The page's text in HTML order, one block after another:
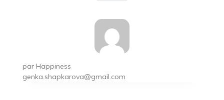
par Happiness
genka.shapkarova@gmail.com